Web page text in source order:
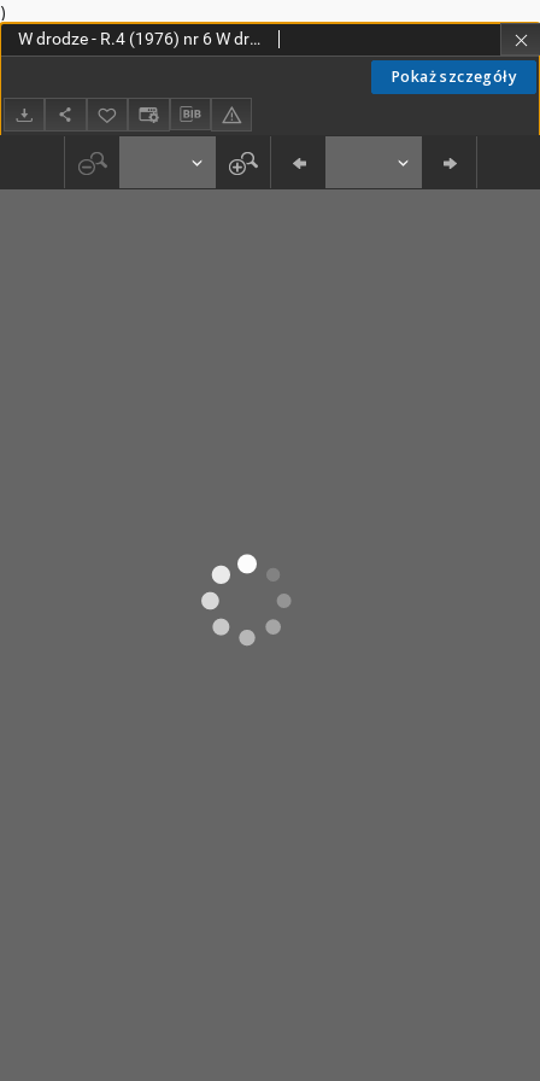
)
Pokaż szczegóły
W drodze - R.4 (1976) nr 6 W drodze - R.4 (1976) nr 6